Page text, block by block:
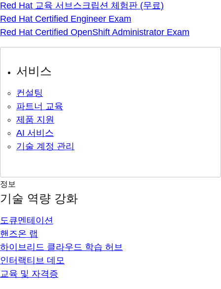
Red Hat 교육 서브스크립션 체험판 (무료)
Red Hat Certified Engineer Exam
Red Hat Certified OpenShift Administrator Exam
서비스
컨설팅
파트너 교육
제품 지원
AI 서비스
기술 계정 관리
정보
기술 역량 강화
도큐멘테이션
핸즈온 랩
하이브리드 클라우드 학습 허브
인터랙티브 데모
교육 및 자격증